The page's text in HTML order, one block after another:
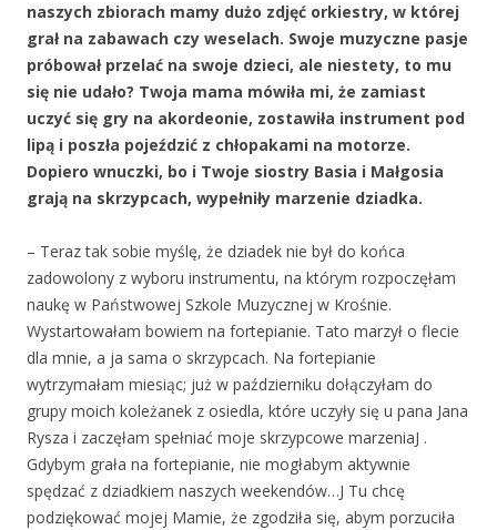
naszych zbiorach mamy dużo zdjęć orkiestry, w której
grał na zabawach czy weselach. Swoje muzyczne pasje
próbował przelać na swoje dzieci, ale niestety, to mu
się nie udało? Twoja mama mówiła mi, że zamiast
uczyć się gry na akordeonie, zostawiła instrument pod
lipą i poszła pojeździć z chłopakami na motorze.
Dopiero wnuczki, bo i Twoje siostry Basia i Małgosia
grają na skrzypcach, wypełniły marzenie dziadka.
– Teraz tak sobie myślę, że dziadek nie był do końca
zadowolony z wyboru instrumentu, na którym rozpoczęłam
naukę w Państwowej Szkole Muzycznej w Krośnie.
Wystartowałam bowiem na fortepianie. Tato marzył o flecie
dla mnie, a ja sama o skrzypcach. Na fortepianie
wytrzymałam miesiąc; już w październiku dołączyłam do
grupy moich koleżanek z osiedla, które uczyły się u pana Jana
Rysza i zaczęłam spełniać moje skrzypcowe marzeniaJ .
Gdybym grała na fortepianie, nie mogłabym aktywnie
spędzać z dziadkiem naszych weekendów…J Tu chcę
podziękować mojej Mamie, że zgodziła się, abym porzuciła